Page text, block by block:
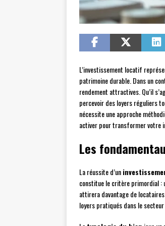
L’investissement locatif
patrimoine durable. Dans un
rendement attractives. Qu’il
percevoir des loyers réguliers
nécessite une approche
activer pour transformer votre
Les
La réussite d’un
constitue le critère primordial :
attirera davantage de
loyers pratiqués dans le